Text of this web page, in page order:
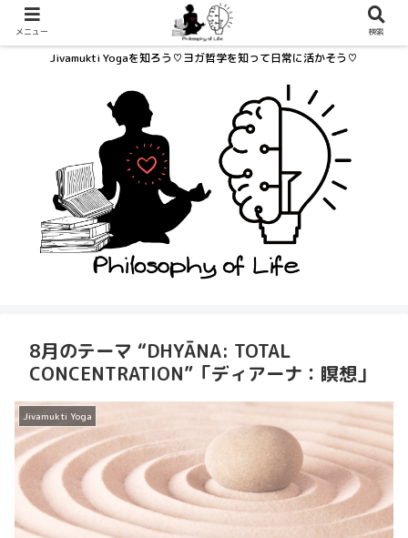
Jivamukti Yogaを知ろう♡ヨガ哲学を知って日常に活かそう♡
8月のテーマ “DHYĀNA: TOTAL
CONCENTRATION”「ディアーナ：瞑想」
Jivamukti Yoga
メニュー 検索